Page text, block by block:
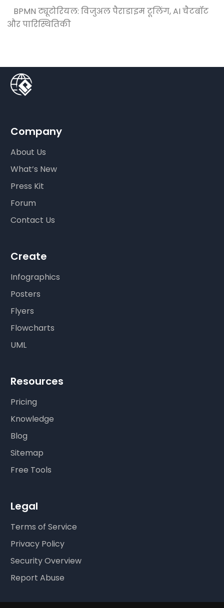
BPMN ट्यूटोरियल: विजुअल पैराडाइम टूलिंग, AI चैटबॉट
और पारिस्थितिकी
Company
About Us
What’s New
Press Kit
Forum
Contact Us
Create
Infographics
Posters
Flyers
Flowcharts
UML
Resources
Pricing
Knowledge
Blog
Sitemap
Free Tools
Legal
Terms of Service
Privacy Policy
Security Overview
Report Abuse